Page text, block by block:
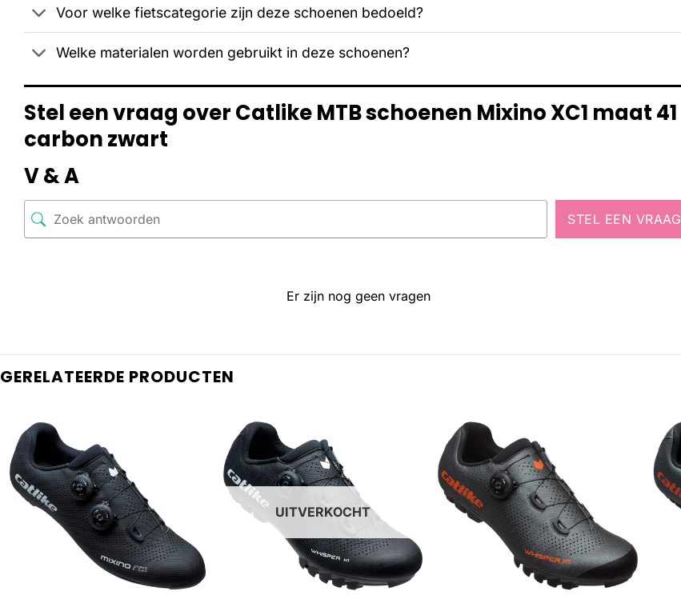
Voor welke fietscategorie zijn deze schoenen bedoeld?
Welke materialen worden gebruikt in deze schoenen?
Stel een vraag over Catlike MTB schoenen Mixino XC1 maat 41
carbon zwart
V & A
STEL EEN VRAAG
Er zijn nog geen vragen
GERELATEERDE PRODUCTEN
UITVERKOCHT